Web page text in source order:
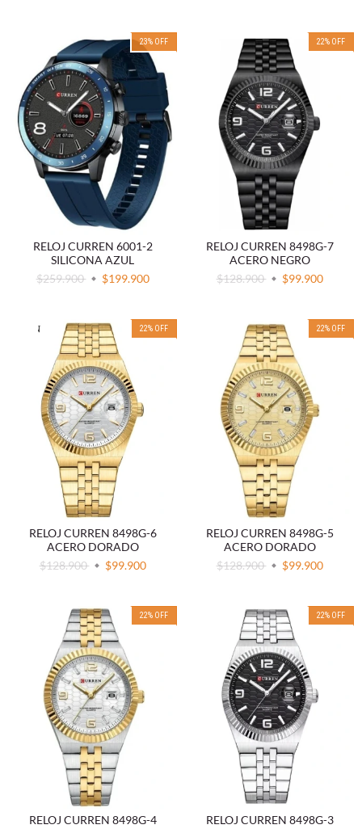
23% OFF
RELOJ CURREN 6001-2
SILICONA AZUL
$259.900
$199.900
22% OFF
RELOJ CURREN 8498G-7
ACERO NEGRO
$128.900
$99.900
22% OFF
RELOJ CURREN 8498G-6
ACERO DORADO
$128.900
$99.900
22% OFF
RELOJ CURREN 8498G-5
ACERO DORADO
$128.900
$99.900
22% OFF
RELOJ CURREN 8498G-4
22% OFF
RELOJ CURREN 8498G-3